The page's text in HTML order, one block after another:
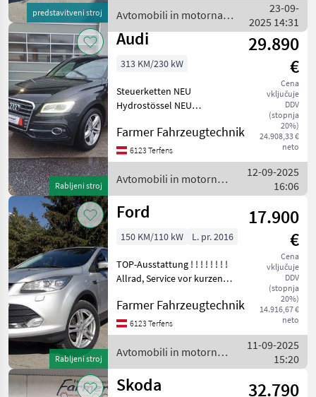
predstavitveni stroj
möglich ... Aktuell im
Avtomobili in motorna
kolesa / Toyota
23-09-
2025 14:31
Rabljeni stroj
Audi
29.890
€
Cena
vključuje
DDV
(stopnja
20%)
24.908,33 €
neto
313 KM/230 kW
Steuerketten NEU
Hydrostössel NEU
Nockenwellenräder NEU
Bremsen vorne und hinten
NEU Damaliger Neupreis
inkl. Sonderausstattung €
Farmer Fahrzeugtechnik
6123 Terfens
Avtomobili in motorna
kolesa / Audi
12-09-2025
16:06
Rabljeni stroj
Ford
17.900
€
Cena
vključuje
DDV
(stopnja
20%)
14.916,67 €
neto
150 KM/110 kW L. pr. 2016
TOP-Ausstattung ! ! ! ! ! ! ! !
Allrad, Service vor kurzen
Soundsysten, Klima,
.........u.v.m Geprüftes
Gebrauchtfahrzeug aus M
Farmer Fahrzeugtechnik
6123 Terfens
Avtomobili in motorna
kolesa / Ford
11-09-2025
15:20
Skoda
32.790